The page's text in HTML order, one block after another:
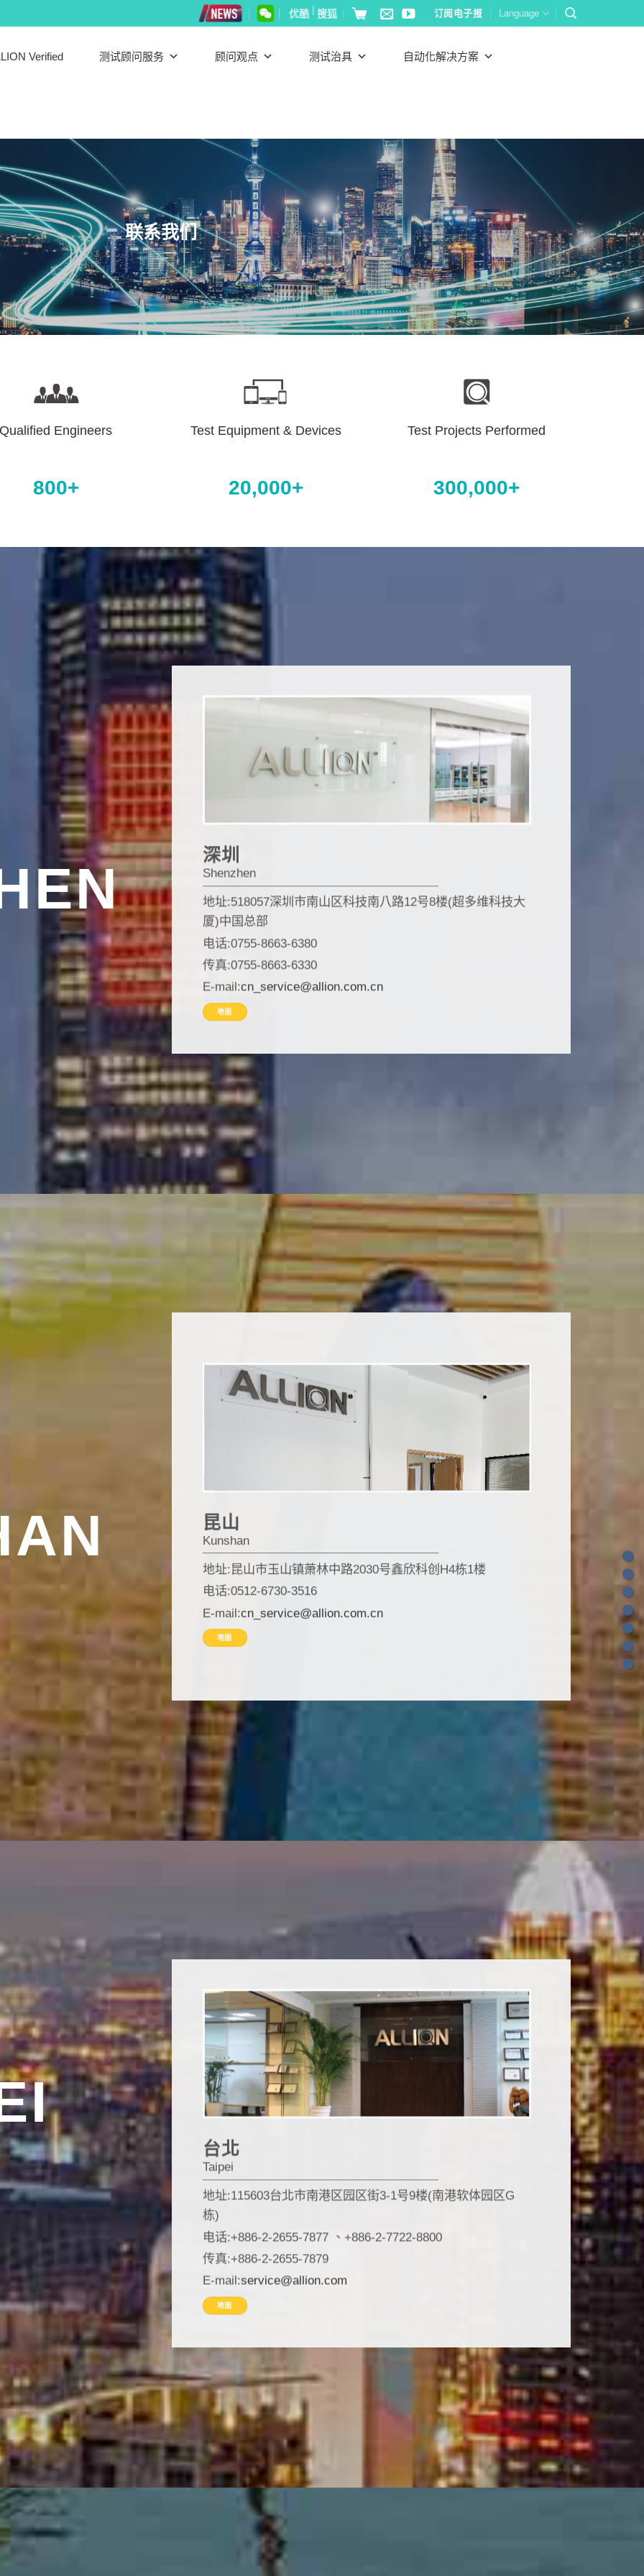
优酷| 搜狐 订阅电子报 Language
Verified 测试顾问服务 顾问观点 测试治具 自动化解决方案
联系我们
Qualified Engineers
800+
Test Equipment & Devices
20,000+
Test Projects Performed
300,000+
深圳
Shenzhen
地址:518057​深圳市南山区科技南八路12号8楼(超多维科技大
厦)中国总部
电话:0755-8663-6380
传真:0755-8663-6330
E-mail:cn_service@allion.com.cn
地图
昆山
Kunshan
地址:昆山市玉山镇萧林中路2030号鑫欣科创H4栋1楼
电话:0512-6730-3516
E-mail:cn_service@allion.com.cn
地图
台北
Taipei
地址:115603台北市南港区园区街3-1号9楼(南港软体园区G
栋)
电话:+886-2-2655-7877 、+886-2-7722-8800
传真:+886-2-2655-7879
E-mail:service@allion.com
地图